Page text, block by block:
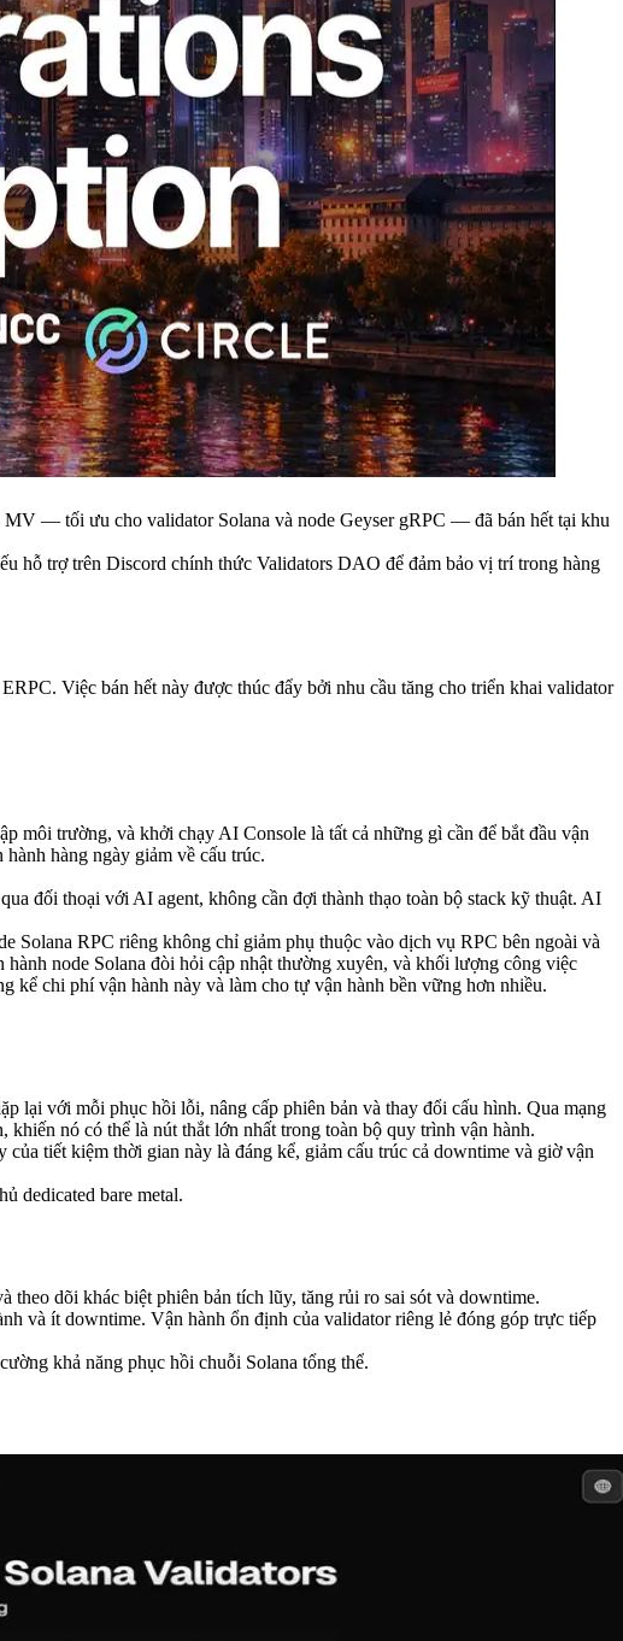
— tối ưu cho validator Solana và node Geyser gRPC — đã bán hết tại khu
hỗ trợ trên Discord chính thức Validators DAO để đảm bảo vị trí trong hàng
Việc bán hết này được thúc đẩy bởi nhu cầu tăng cho triển khai validator
môi trường, và khởi chạy AI Console là tất cả những gì cần để bắt đầu vận
hàng ngày giảm về cấu trúc.
đối thoại với AI agent, không cần đợi thành thạo toàn bộ stack kỹ thuật. AI
RPC riêng không chỉ giảm phụ thuộc vào dịch vụ RPC bên ngoài và
node Solana đòi hỏi cập nhật thường xuyên, và khối lượng công việc
kể chi phí vận hành này và làm cho tự vận hành bền vững hơn nhiều.
lại với mỗi phục hồi lỗi, nâng cấp phiên bản và thay đổi cấu hình. Qua mạng
nó có thể là nút thắt lớn nhất trong toàn bộ quy trình vận hành.
tiết kiệm thời gian này là đáng kể, giảm cấu trúc cả downtime và giờ vận
dedicated bare metal.
theo dõi khác biệt phiên bản tích lũy, tăng rủi ro sai sót và downtime.
và ít downtime. Vận hành ổn định của validator riêng lẻ đóng góp trực tiếp
khả năng phục hồi chuỗi Solana tổng thể.